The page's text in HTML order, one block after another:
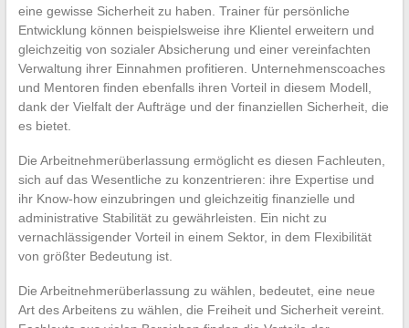
eine gewisse Sicherheit zu haben. Trainer für persönliche
Entwicklung können beispielsweise ihre Klientel erweitern und
gleichzeitig von sozialer Absicherung und einer vereinfachten
Verwaltung ihrer Einnahmen profitieren. Unternehmenscoaches
und Mentoren finden ebenfalls ihren Vorteil in diesem Modell,
dank der Vielfalt der Aufträge und der finanziellen Sicherheit, die
es bietet.
Die Arbeitnehmerüberlassung ermöglicht es diesen Fachleuten,
sich auf das Wesentliche zu konzentrieren: ihre Expertise und
ihr Know-how einzubringen und gleichzeitig finanzielle und
administrative Stabilität zu gewährleisten. Ein nicht zu
vernachlässigender Vorteil in einem Sektor, in dem Flexibilität
von größter Bedeutung ist.
Die Arbeitnehmerüberlassung zu wählen, bedeutet, eine neue
Art des Arbeitens zu wählen, die Freiheit und Sicherheit vereint.